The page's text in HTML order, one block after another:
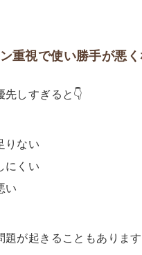
重視で使い勝手が悪く
先しすぎると 👇
りない
にくい
い
題が起きることもあります